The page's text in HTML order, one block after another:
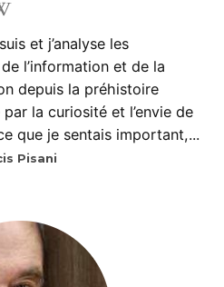
et j’analyse les
l’information et de la
depuis la préhistoire
la curiosité et l’envie de
que je sentais important,...
Pisani